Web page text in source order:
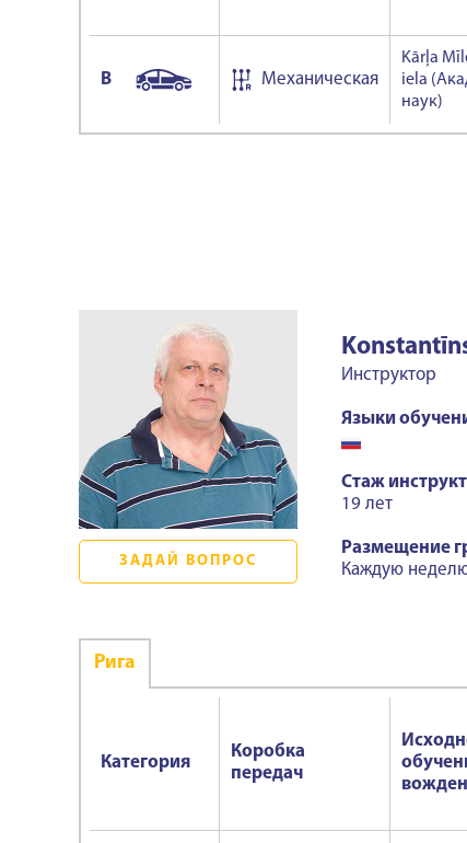
B Механическая
Kārļa
iela
наук)
ЗАДАЙ ВОПРОС
Инструктор
Языки
Стаж
19 лет
Размещение
Каждую
Ригa
Категория
Коробка
передач